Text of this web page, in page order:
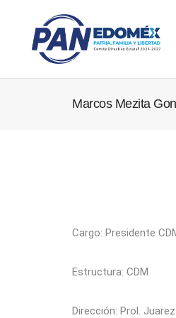
Marcos Mezita
Cargo: Presidente
Estructura: CDM
Dirección: Prol.